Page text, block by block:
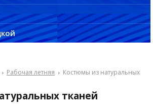
Рабочая летняя
Костюмы из натуральных
тканей